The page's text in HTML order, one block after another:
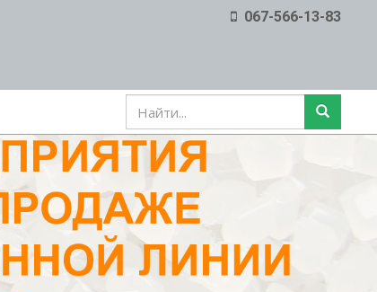
067-566-13-83
ФОРМА
ПОИСКА
Поиск